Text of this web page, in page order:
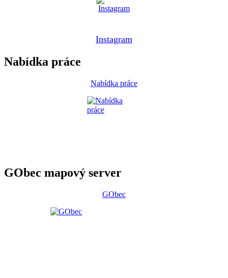
Instagram
Nabídka práce
Nabídka práce
GObec mapový server
GObec